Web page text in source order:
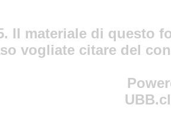
Il materiale di questo
vogliate citare del